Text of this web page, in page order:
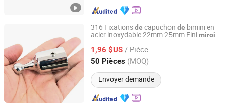
316 Fixationsde capuchon de bimini en
acier inoxydable 22mm 25mm Finimiroir
deraildepontdebateau
1,96 $US / Pièce
50 Pièces (MOQ)
Envoyer demande
Shenxian Shenghui Stainless Co., Ltd.
Shandong, China Depuis 2023